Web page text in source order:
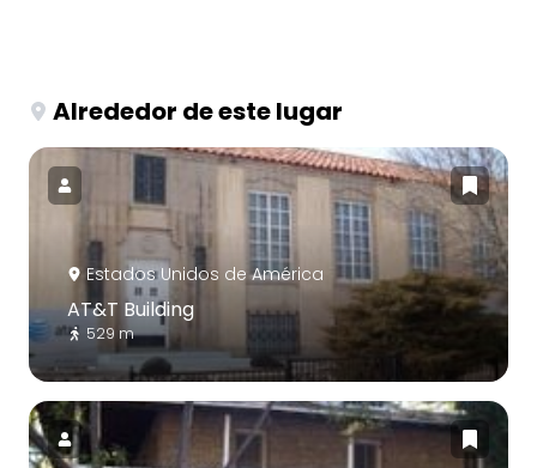
Alrededor de este lugar
Estados Unidos de América
AT&T Building
529 m